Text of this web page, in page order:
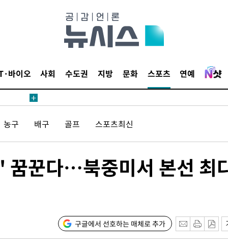
바이오 사회 수도권 지방 문화 스포츠 연예
드려 죄
려 죄
농구 배구 골프 스포츠최신
꿈꾼다…북중미서 본선 최
구글에서 선호하는 매체로 추가